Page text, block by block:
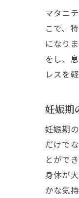
マタニ
こで、
になり
をし、
レスを
妊娠期
妊娠期
だけで
とがで
身体が
かな気